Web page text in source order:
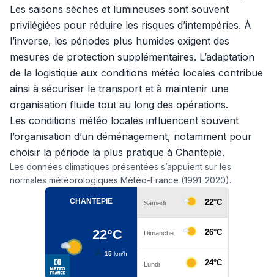
Les saisons sèches et lumineuses sont souvent
privilégiées pour réduire les risques d’intempéries. À
l’inverse, les périodes plus humides exigent des
mesures de protection supplémentaires. L’adaptation
de la logistique aux conditions météo locales contribue
ainsi à sécuriser le transport et à maintenir une
organisation fluide tout au long des opérations.
Les conditions météo locales influencent souvent
l’organisation d’un déménagement, notamment pour
choisir la période la plus pratique à Chantepie.
Les données climatiques présentées s’appuient sur les
normales météorologiques Météo-France (1991-2020).